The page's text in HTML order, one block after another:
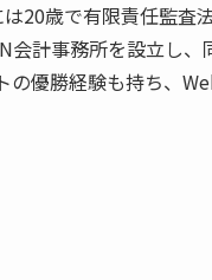
20歳で有限責任監査
会計事務所を設立し
優勝経験も持ち、